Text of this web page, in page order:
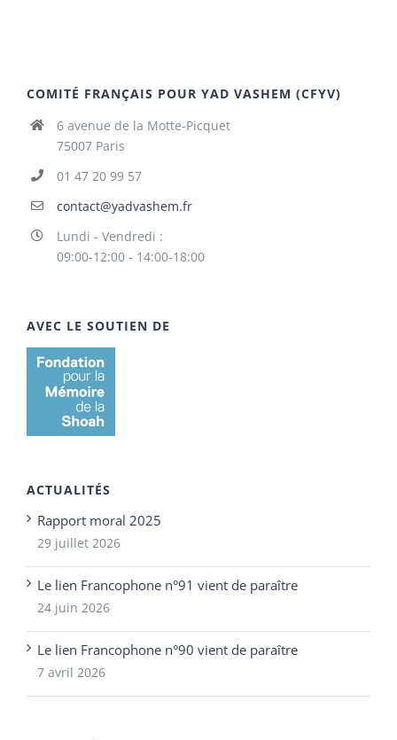
COMITÉ FRANÇAIS POUR YAD VASHEM (CFYV)
6 avenue de la Motte-Picquet
75007 Paris
01 47 20 99 57
contact@yadvashem.fr
Lundi - Vendredi :
09:00-12:00 - 14:00-18:00
AVEC LE SOUTIEN DE
ACTUALITÉS
Rapport moral 2025
29 juillet 2026
Le lien Francophone n°91 vient de paraître
24 juin 2026
Le lien Francophone n°90 vient de paraître
7 avril 2026